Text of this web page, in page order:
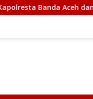
Aceh dan Kasat